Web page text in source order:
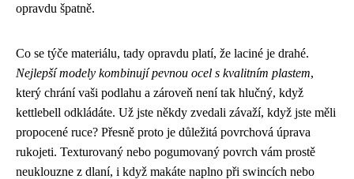
opravdu špatně.
Co se týče materiálu, tady opravdu platí, že laciné je drahé.
Nejlepší modely kombinují pevnou ocel s kvalitním plastem,
který chrání vaši podlahu a zároveň není tak hlučný, když
kettlebell odkládáte. Už jste někdy zvedali závaží, když jste měli
propocené ruce? Přesně proto je důležitá povrchová úprava
rukojeti. Texturovaný nebo pogumovaný povrch vám prostě
neuklouzne z dlaní, i když makáte naplno při swincích nebo